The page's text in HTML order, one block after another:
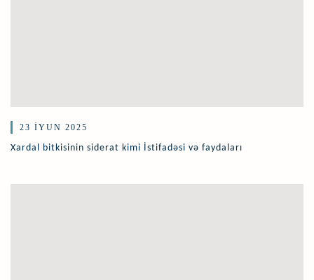
23 İYUN 2025
Xardal bitkisinin siderat kimi İstifadəsi və faydaları